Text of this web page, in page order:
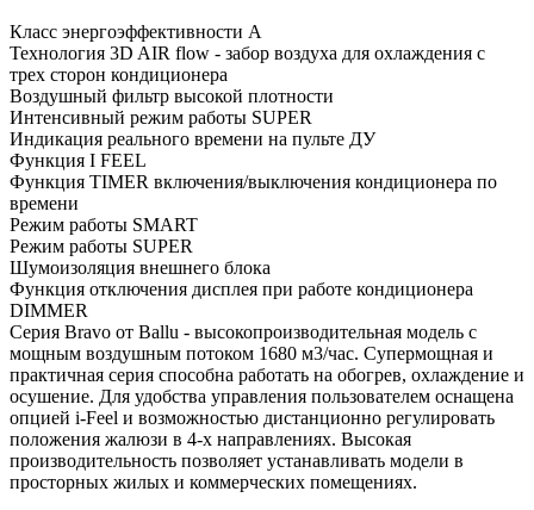
Класс энергоэффективности А
Технология 3D AIR flow - забор воздуха для охлаждения с
трех сторон кондиционера
Воздушный фильтр высокой плотности
Интенсивный режим работы SUPER
Индикация реального времени на пульте ДУ
Функция I FEEL
Функция TIMER включения/выключения кондиционера по
времени
Режим работы SMART
Режим работы SUPER
Шумоизоляция внешнего блока
Функция отключения дисплея при работе кондиционера
DIMMER
Серия Bravo от Ballu - высокопроизводительная модель с
мощным воздушным потоком 1680 м3/час. Супермощная и
практичная серия способна работать на обогрев, охлаждение и
осушение. Для удобства управления пользователем оснащена
опцией i-Feel и возможностью дистанционно регулировать
положения жалюзи в 4-х направлениях. Высокая
производительность позволяет устанавливать модели в
просторных жилых и коммерческих помещениях.